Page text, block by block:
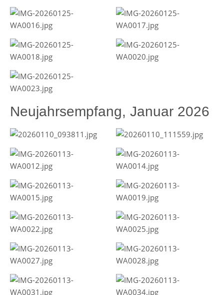
Neujahrsempfang, Januar 2026